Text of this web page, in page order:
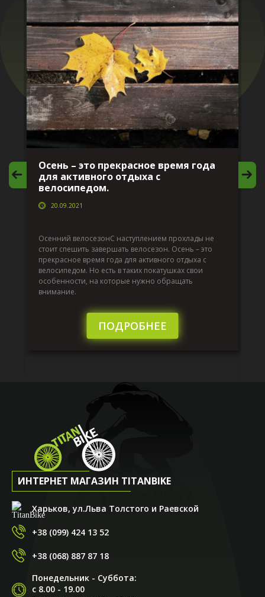
Осень – это прекрасное время года
для активного отдыха с
велосипедом.
20.09.2021
Осенний велосезонС наступлением прохлады не
стоит спешить завершать велосезон. Осень – это
прекрасное время года для активного отдыха с
велосипедом. Но есть в таких покатушках свои
особенности, на которые нужно обращать
внимание.
ПОДРОБНЕЕ
ИНТЕРНЕТ МАГАЗИН TITANBIKE
Харьков, ул.Льва Толстого и Раевской
+38 (099) 424 13 52
+38 (068) 887 87 18
Понедельник - Суббота:
с 8.00 - 19.00